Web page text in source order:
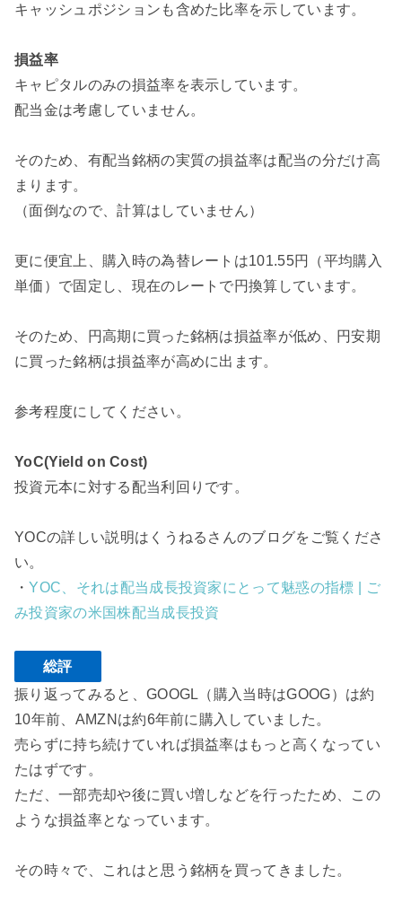
キャッシュポジションも含めた比率を示しています。
損益率
キャピタルのみの損益率を表示しています。
配当金は考慮していません。
そのため、有配当銘柄の実質の損益率は配当の分だけ高
まります。
（面倒なので、計算はしていません）
更に便宜上、購入時の為替レートは101.55円（平均購入
単価）で固定し、現在のレートで円換算しています。
そのため、円高期に買った銘柄は損益率が低め、円安期
に買った銘柄は損益率が高めに出ます。
参考程度にしてください。
YoC(Yield on Cost)
投資元本に対する配当利回りです。
YOCの詳しい説明はくうねるさんのブログをご覧くださ
い。
・YOC、それは配当成長投資家にとって魅惑の指標 | ご
み投資家の米国株配当成長投資
総評
振り返ってみると、GOOGL（購入当時はGOOG）は約
10年前、AMZNは約6年前に購入していました。
売らずに持ち続けていれば損益率はもっと高くなってい
たはずです。
ただ、一部売却や後に買い増しなどを行ったため、この
ような損益率となっています。
その時々で、これはと思う銘柄を買ってきました。